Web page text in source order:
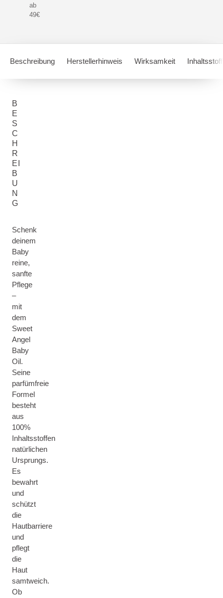
ab
49€
Beschreibung Herstellerhinweis Wirksamkeit
B
E
S
C
H
R
EI
B
U
N
G
Schenk
deinem
Baby
reine,
sanfte
Pflege
–
mit
dem
Sweet
Angel
Baby
Oil.
Seine
parfümfreie
Formel
besteht
aus
100%
Inhaltsstoffen
natürlichen
Ursprungs.
Es
bewahrt
und
schützt
die
Hautbarriere
und
pflegt
die
Haut
samtweich.
Ob